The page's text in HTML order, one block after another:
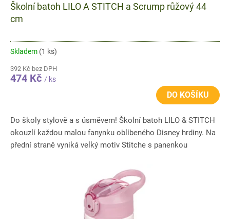
Školní batoh LILO A STITCH a Scrump růžový 44
cm
Skladem (1 ks)
392 Kč bez DPH
474 Kč / ks
DO KOŠÍKU
Do školy stylově a s úsměvem! Školní batoh LILO & STITCH
okouzlí každou malou fanynku oblíbeného Disney hrdiny. Na
přední straně vyniká velký motiv Stitche s panenkou